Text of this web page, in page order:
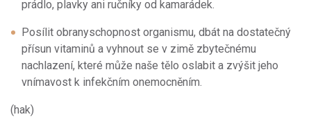
prádlo, plavky ani ručníky od kamarádek.
Posílit obranyschopnost organismu, dbát na dostatečný
přísun vitaminů a vyhnout se v zimě zbytečnému
nachlazení, které může naše tělo oslabit a zvýšit jeho
vnímavost k infekčním onemocněním.
(hak)